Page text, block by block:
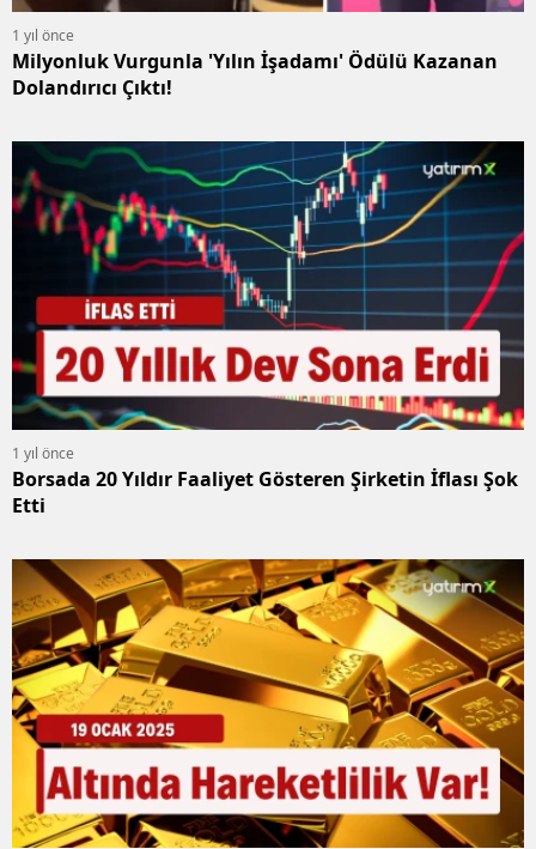
1 yıl önce
Milyonluk Vurgunla 'Yılın İşadamı' Ödülü Kazanan
Dolandırıcı Çıktı!
1 yıl önce
Borsada 20 Yıldır Faaliyet Gösteren Şirketin İflası Şok
Etti